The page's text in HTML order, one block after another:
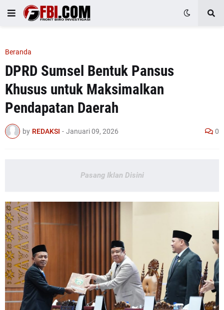
Beranda
DPRD Sumsel Bentuk Pansus
Khusus untuk Maksimalkan
Pendapatan Daerah
by REDAKSI - Januari 09, 2026 0
Pasang Iklan Disini